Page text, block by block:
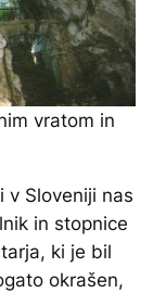
vratom in
v Sloveniji nas
in stopnice
ki je bil
okrašen,